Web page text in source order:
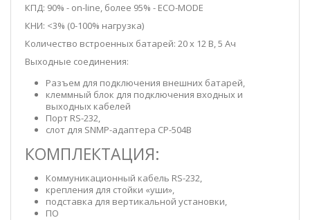
КПД: 90% - on-line, более 95% - ECO-MODE
КНИ: <3% (0-100% нагрузка)
Количество встроенных батарей: 20 х 12 В, 5 Ач
Выходные соединения:
Разъем для подключения внешних батарей,
клеммный блок для подключения входных и
выходных кабелей
Порт RS-232,
слот для SNMP-адаптера CP-504В
КОМПЛЕКТАЦИЯ:
Коммуникационный кабель RS-232,
крепления для стойки «уши»,
подставка для вертикальной установки,
ПО